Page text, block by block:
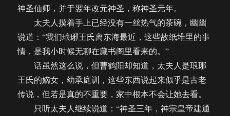
神圣仙师，并于翌年改元神圣，称神圣元年。
太夫人摸着手上已经没有一丝热气的茶碗，幽幽
说道：“我们琅琊王氏离东海最近，这些故纸堆里的事
情，是我小时候无聊在藏书阁里看来的。”
话虽然这么说，但曹鹤阳却知道，太夫人是琅琊
王氏的嫡女，幼承庭训，这些东西说起来似乎是古老
传说，但若是真的不重要，家中根本不会让她去看。
只听太夫人继续说道：“神圣三年，神宗皇帝建通